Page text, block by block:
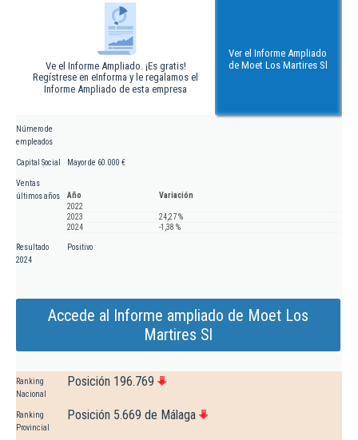
Ve el Informe Ampliado. ¡Es gratis!
Regístrese en eInforma y le regalamos el
Informe Ampliado de esta empresa
Ver el Informe Ampliado
de Moet Los Martires Sl
Número de
empleados
Capital Social Mayor de 60.000 €
Ventas
últimos años
Año
Variación
2022
2023
24,27 %
2024
-1,38 %
Resultado
2024
Positivo
Accede al Informe ampliado de Moet Los
Martires Sl
Ranking
Nacional
Posición 196.769
Ranking
Provincial
Posición 5.669 de Málaga